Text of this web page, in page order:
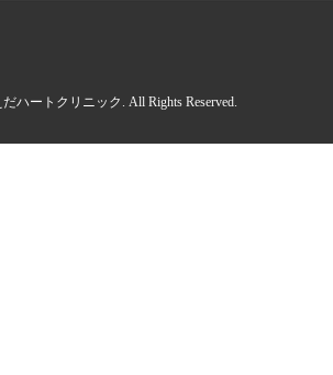
だハートクリニック . All Rights Reserved.